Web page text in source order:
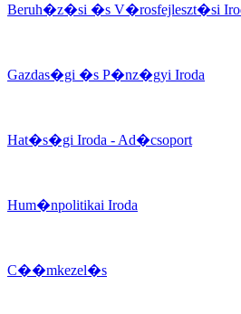
Beruh�z�si �s V�rosfejleszt�si
Gazdas�gi �s P�nz�gyi Iroda
Hat�s�gi Iroda - Ad�csoport
Hum�npolitikai Iroda
C��mkezel�s